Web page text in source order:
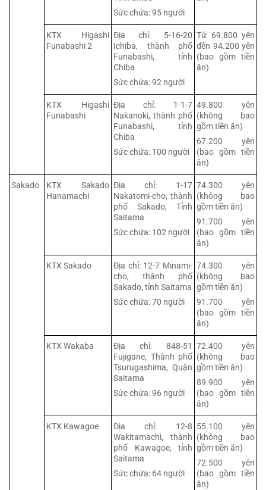
Sức chứa: 95 người
KTX Higashi
Funabashi 2
Địa chỉ: 5-16-20
Ichiba, thành phố
Funabashi, tỉnh
Chiba
Sức chứa: 92 người
Từ 69.800 yên
đến 94.200 yên
(bao gồm tiền
ăn)
KTX Higashi
Funabashi
Địa chỉ: 1-1-7
Nakanoki, thành phố
Funabashi, tỉnh
Chiba
Sức chứa: 100 người
49.800 yên
(không bao
gồm tiền ăn)
67.200 yên
(bao gồm tiền
ăn)
Sakado
KTX Sakado
Hanamachi
Địa chỉ: 1-17
Nakatomi-cho, thành
phố Sakado, Tỉnh
Saitama
Sức chứa: 102 người
74.300 yên
(không bao
gồm tiền ăn)
91.700 yên
(bao gồm tiền
ăn)
KTX Sakado
Địa chỉ: 12-7 Minami-
cho, thành phố
Sakado, tỉnh Saitama
Sức chứa: 70 người
74.300 yên
(không bao
gồm tiền ăn)
91.700 yên
(bao gồm tiền
ăn)
KTX Wakaba
Địa chỉ: 848-51
Fujigane, Thành phố
Tsurugashima, Quận
Saitama
Sức chứa: 96 người
72.400 yên
(không bao
gồm tiền ăn)
89.900 yên
(bao gồm tiền
ăn)
KTX Kawagoe
Địa chỉ: 12-8
Wakitamachi, thành
phố Kawagoe, tỉnh
Saitama
Sức chứa: 64 người
55.100 yên
(không bao
gồm tiền ăn)
72.500 yên
(bao gồm tiền
ăn)